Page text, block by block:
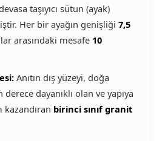
taşıyıcı sütun (ayak)
Her bir ayağın genişliği 7,5
arasındaki mesafe 10
Anıtın dış yüzeyi, doğa
derece dayanıklı olan ve yapıya
birinci sınıf granit